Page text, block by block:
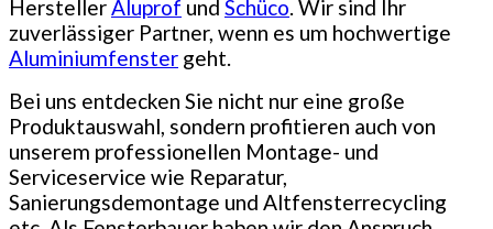
HerstellerAluprof und Schüco. Wir sind Ihr
zuverlässiger Partner, wenn es um hochwertige
Aluminiumfenster geht.
Bei uns entdecken Sie nicht nur eine große
Produktauswahl, sondern profitieren auch von
unserem professionellen Montage- und
Serviceservice wie Reparatur,
Sanierungsdemontage und Altfensterrecycling